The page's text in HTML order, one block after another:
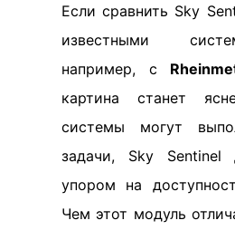
Если сравнить Sky
известными
например, с
картина станет
системы могут
задачи, Sky Sentinel
упором на
Чем этот модуль